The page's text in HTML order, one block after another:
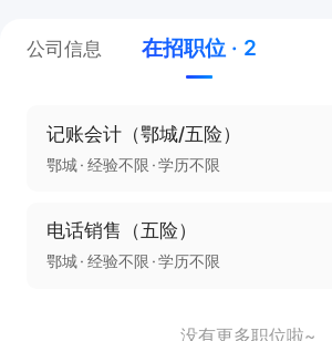
公司信息 在招职位 · 2
记账会计（鄂城/五险）
鄂城 经验不限 学历不限
电话销售（五险）
鄂城 经验不限 学历不限
没有更多职位啦~